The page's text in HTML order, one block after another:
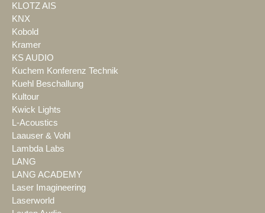
KLOTZ AIS
KNX
Kobold
Kramer
KS AUDIO
Kuchem Konferenz Technik
Kuehl Beschallung
Kultour
Kwick Lights
L-Acoustics
Laauser & Vohl
Lambda Labs
LANG
LANG ACADEMY
Laser Imagineering
Laserworld